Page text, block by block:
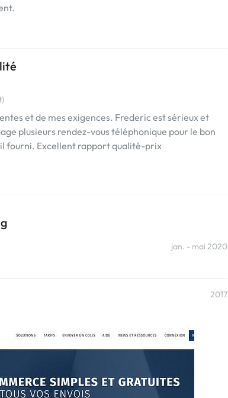
et de mes exigences. Frederic est sérieux et
plusieurs rendez-vous téléphonique pour le bon
fourni. Excellent rapport qualité-prix
jan. - mai 2020
2017